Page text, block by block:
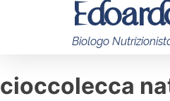
Biologo
cioccolecca